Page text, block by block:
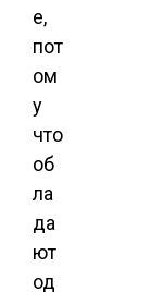
е,
пот
ом
у
что
об
ла
да
ют
од